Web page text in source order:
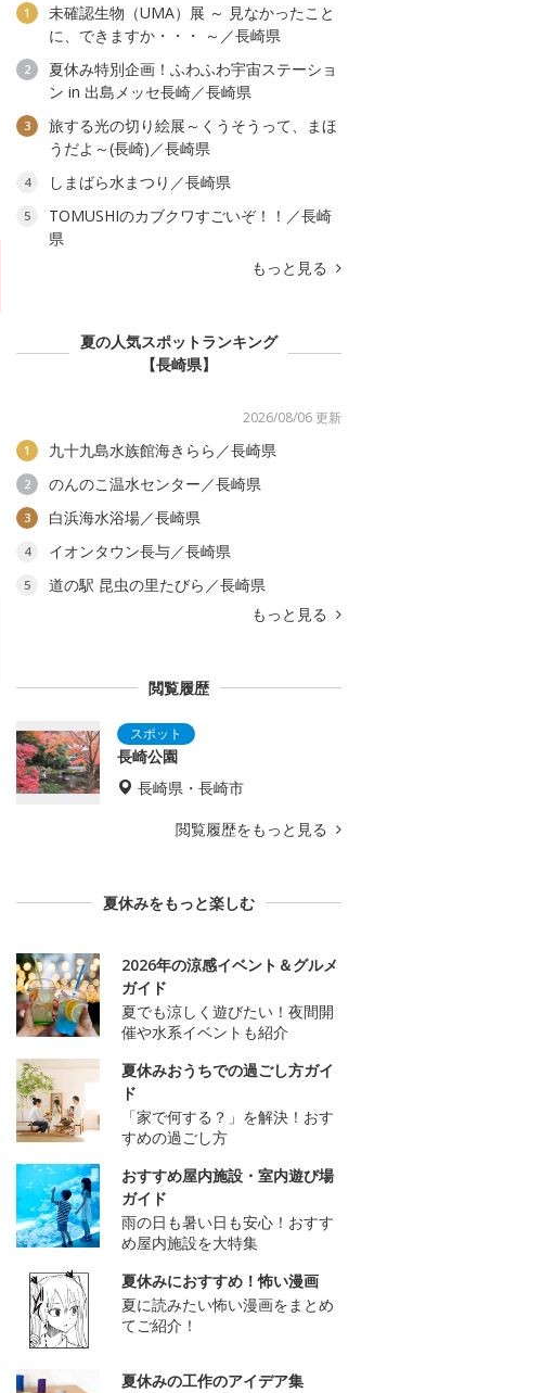
1
未確認生物（UMA）展 ～ 見なかったこと
に、できますか・・・ ～／長崎県
2
夏休み特別企画！ふわふわ宇宙ステーショ
ン in 出島メッセ長崎／長崎県
3
旅する光の切り絵展～くうそうって、まほ
うだよ～(長崎)／長崎県
4 しまばら水まつり／長崎県
5
TOMUSHIのカブクワすごいぞ！！／長崎
県
もっと見る
夏の人気スポットランキング
【長崎県】
2026/08/06 更新
1 九十九島水族館海きらら／長崎県
2 のんのこ温水センター／長崎県
3 白浜海水浴場／長崎県
4 イオンタウン長与／長崎県
5
道の駅 昆虫の里たびら／長崎県
もっと見る
閲覧履歴
長崎公園
長崎県・長崎市
閲覧履歴をもっと見る
夏休みをもっと楽しむ
2026年の涼感イベント＆グルメ
ガイド
夏でも涼しく遊びたい！夜間開
催や水系イベントも紹介
夏休みおうちでの過ごし方ガイ
ド
「家で何する？」を解決！おす
すめの過ごし方
おすすめ屋内施設・室内遊び場
ガイド
雨の日も暑い日も安心！おすす
め屋内施設を大特集
夏休みにおすすめ！怖い漫画
夏に読みたい怖い漫画をまとめ
てご紹介！
夏休みの工作のアイデア集